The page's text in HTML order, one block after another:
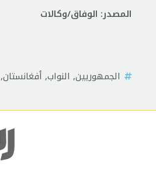
المصدر: الوفاق/وكالات
الجمهوريين, النواب, أفغانستان,